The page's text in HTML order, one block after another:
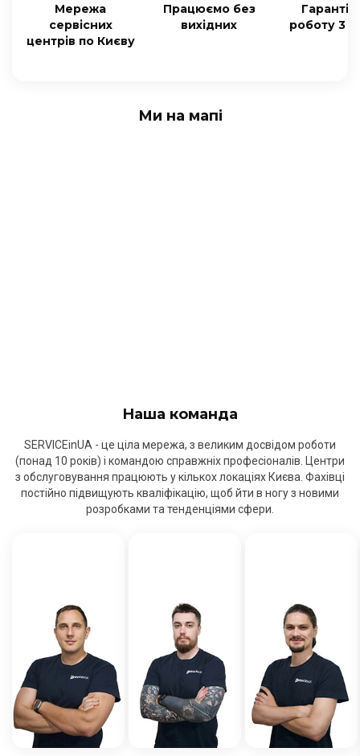
Мережа
сервісних
центрів по Києву
Працюємо без
вихідних
Гарантія
роботу 3
Ми на мапі
Наша команда
SERVICEinUA - це ціла мережа, з великим досвідом роботи
(понад 10 років) і командою справжніх професіоналів. Центри
з обслуговування працюють у кількох локаціях Києва. Фахівці
постійно підвищують кваліфікацію, щоб йти в ногу з новими
розробками та тенденціями сфери.